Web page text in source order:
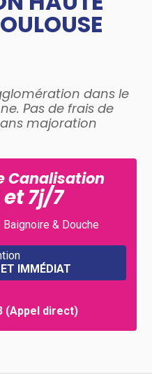
dans le
Pas de frais de
majoration
Canalisation
7j/7
& Douche
IMMÉDIAT
(Appel direct)